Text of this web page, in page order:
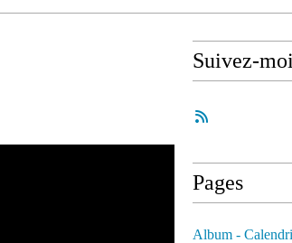
Suivez-moi
Pages
Album -